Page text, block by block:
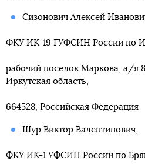
Сизонович Алексей
ФКУ ИК-19 ГУФСИН России по
рабочий поселок Маркова, а/я
Иркутская область,
664528, Российская Федерация
Шур Виктор Валентинович,
ФКУ ИК-1 УФСИН России по